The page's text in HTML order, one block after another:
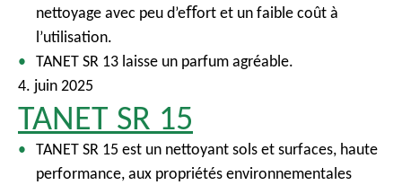
nettoyage avec peu d’eﬀort et un faible coût à
l’utilisation.
TANET SR 13 laisse un parfum agréable.
4. juin 2025
TANET SR 15
TANET SR 15 est un nettoyant sols et surfaces, haute
performance, aux propriétés environnementales